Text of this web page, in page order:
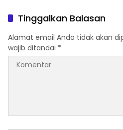
Tinggalkan Balasan
Alamat email Anda tidak akan
wajib ditandai *